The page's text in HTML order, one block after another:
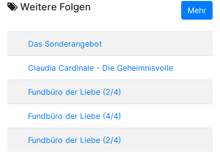
Weitere Folgen Mehr
Das Sonderangebot
Claudia Cardinale - Die Geheimnisvolle
Fundbüro der Liebe (2/4)
Fundbüro der Liebe (4/4)
Fundbüro der Liebe (2/4)